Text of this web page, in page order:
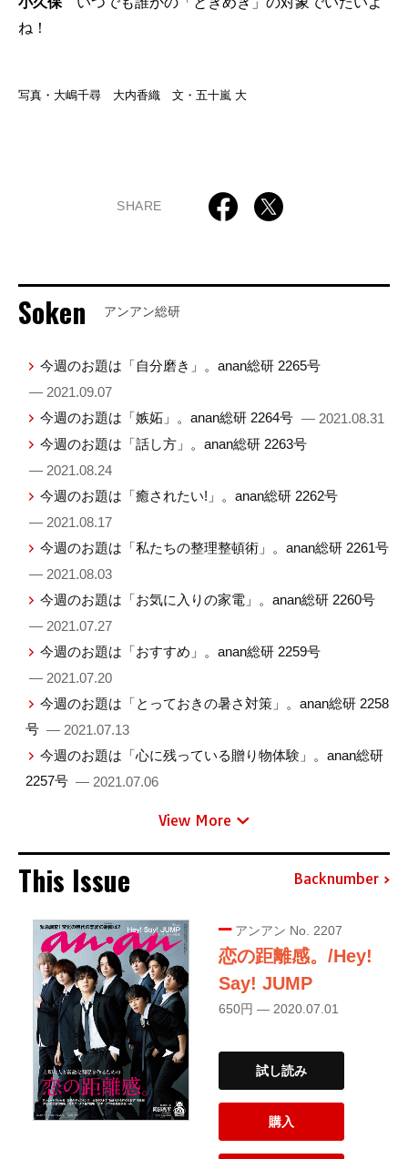
ね！
写真・大嶋千尋 大内香織 文・五十嵐 大
SHARE
Soken アンアン総研
今週のお題は「自分磨き」。anan総研 2265号
— 2021.09.07
今週のお題は「嫉妬」。anan総研 2264号 — 2021.08.31
今週のお題は「話し方」。anan総研 2263号
— 2021.08.24
今週のお題は「癒されたい!」。anan総研 2262号
— 2021.08.17
今週のお題は「私たちの整理整頓術」。anan総研 2261号
— 2021.08.03
今週のお題は「お気に入りの家電」。anan総研 2260号
— 2021.07.27
今週のお題は「おすすめ」。anan総研 2259号
— 2021.07.20
今週のお題は「とっておきの暑さ対策」。anan総研 2258
号 — 2021.07.13
今週のお題は「心に残っている贈り物体験」。anan総研
2257号 — 2021.07.06
View More
This Issue Backnumber
アンアン No. 2207
恋の距離感。/Hey!
Say! JUMP
650円 — 2020.07.01
試し読み
購入